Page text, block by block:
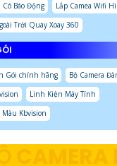
Báo Động
Lắp Camea Wifi
Trời Quay Xoay 360
Gói chính hãng
Bộ Camera
Linh Kiện Máy Tính
Màu Kbvision